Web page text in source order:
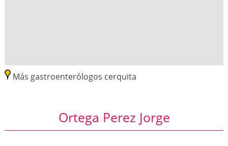
Más gastroenterólogos cerquita
Ortega Perez Jorge